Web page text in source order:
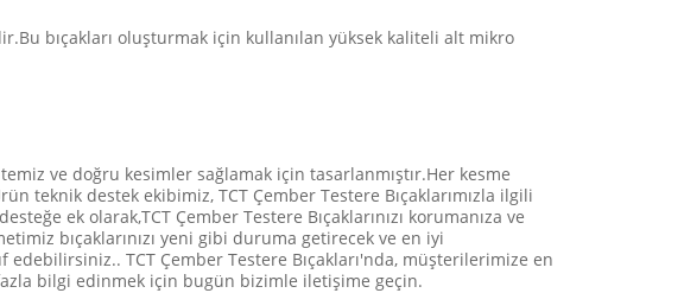
bıçakları oluşturmak için kullanılan yüksek kaliteli alt mikro
ve doğru kesimler sağlamak için tasarlanmıştır.Her kesme
teknik destek ekibimiz, TCT Çember Testere Bıçaklarımızla ilgili
ek olarak,TCT Çember Testere Bıçaklarınızı korumanıza ve
bıçaklarınızı yeni gibi duruma getirecek ve en iyi
TCT Çember Testere Bıçakları'nda, müşterilerimize en
bilgi edinmek için bugün bizimle iletişime geçin.